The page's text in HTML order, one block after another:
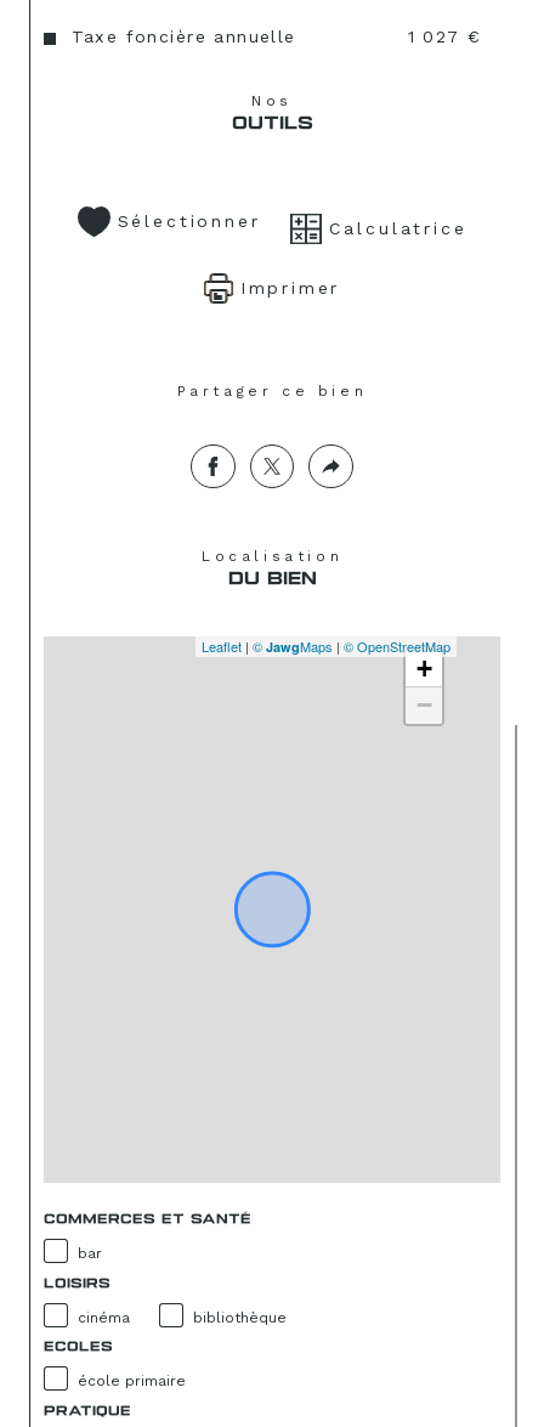
Taxe foncière annuelle 1 027 €
Nos
OUTILS
Sélectionner Calculatrice
Imprimer
Partager ce bien
Localisation
DU BIEN
+
−
Leaflet | © JawgMaps | © OpenStreetMap
COMMERCES ET SANTÉ
bar
LOISIRS
cinéma bibliothèque
ECOLES
école primaire
PRATIQUE